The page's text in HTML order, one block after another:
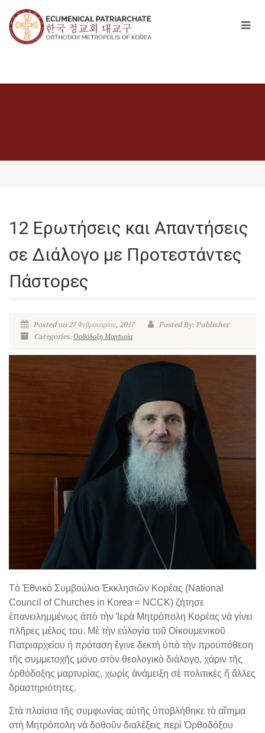
12 Ερωτήσεις και Απαντήσεις
σε Διάλογο με Προτεστάντες
Πάστορες
Posted on 27 Φεβρουαρίου, 2017
Posted By: Publisher
Categories:Ορθόδοξη Μαρτυρία
Τὸ Ἐθνικὸ Συμβούλιο Ἐκκλησιῶν Κορέας (National
Council of Churches in Korea = NCCK) ζήτησε
ἐπανειλημμένως ἀπὸ τὴν Ἱερὰ Μητρόπολη Κορέας νὰ γίνει
πλῆρες μέλος του. Μὲ τὴν εὐλογία τοῦ Οἰκουμενικοῦ
Πατριαρχείου ἡ πρόταση ἔγινε δεκτὴ ὑπὸ τὴν προϋπόθεση
τῆς συμμετοχῆς μόνο στὸν θεολογικὸ διάλογο, χάριν τῆς
ὀρθόδοξης μαρτυρίας, χωρὶς ἀνάμειξη σὲ πολιτικὲς ἤ ἄλλες
δραστηριότητες.
Στὰ πλαίσια τῆς συμφωνίας αὐτῆς ὑποβλήθηκε τὸ αἴτημα
στὴ Μητρόπολη νὰ δοθοῦν διαλέξεις περὶ Ὀρθοδόξου